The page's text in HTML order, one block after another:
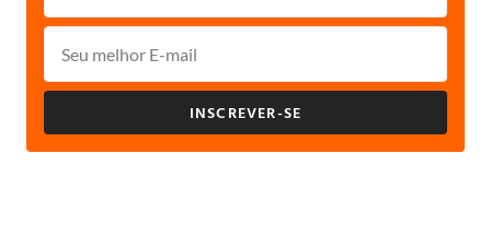
INSCREVER-SE